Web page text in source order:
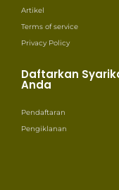
Artikel
Terms of service
Privacy Policy
Daftarkan
Anda
Pendaftaran
Pengiklanan